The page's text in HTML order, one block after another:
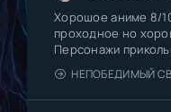
Хорошое аниме 8/
проходное но
Персонажи
дядя Медведь
НЕПОБЕДИМЫЙ СВЯТОЙ: ПУТЬ, КОТОРЫМ Я ИДУ, ЧТОБЫ